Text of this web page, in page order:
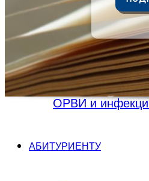
коррупции
сотрудничество
Награды и
достижения
Профилактика
ОРВИ и
АБИТУРИЕНТУ